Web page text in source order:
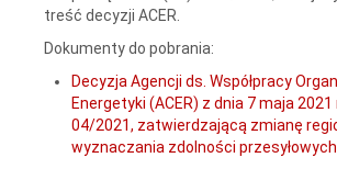
treść decyzji ACER.
Dokumenty do pobrania:
Decyzja Agencji ds. Współpracy
Energetyki (ACER) z dnia 7 maja 2021
04/2021, zatwierdzającą zmianę
wyznaczania zdolności przesyłowych